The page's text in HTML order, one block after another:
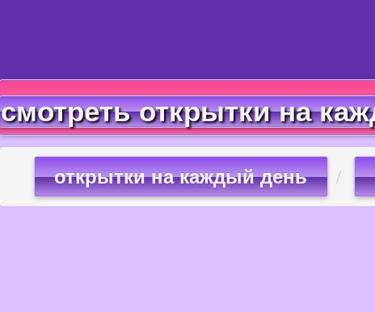
смотреть открытки на
открытки на каждый день